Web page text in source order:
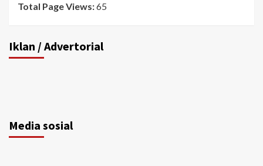
Total Page Views:65
Iklan / Advertorial
Media sosial